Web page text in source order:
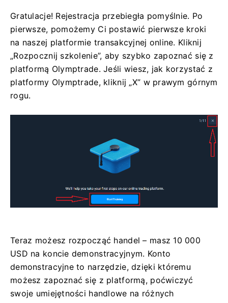
Gratulacje! Rejestracja przebiegła pomyślnie. Po
pierwsze, pomożemy Ci postawić pierwsze kroki
na naszej platformie transakcyjnej online. Kliknij
„Rozpocznij szkolenie”, aby szybko zapoznać się z
platformą Olymptrade. Jeśli wiesz, jak korzystać z
platformy Olymptrade, kliknij „X” w prawym górnym
rogu.
Teraz możesz rozpocząć handel – masz 10 000
USD na koncie demonstracyjnym. Konto
demonstracyjne to narzędzie, dzięki któremu
możesz zapoznać się z platformą, poćwiczyć
swoje umiejętności handlowe na różnych